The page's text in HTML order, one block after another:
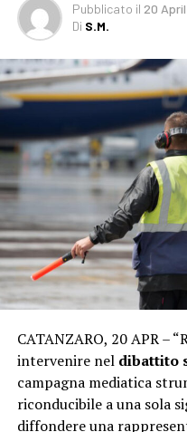
Pubblicato il 20
Di S.M.
CATANZARO, 20 APR –
intervenire nel dibattito
campagna mediatica
riconducibile a una sola
diffondere una